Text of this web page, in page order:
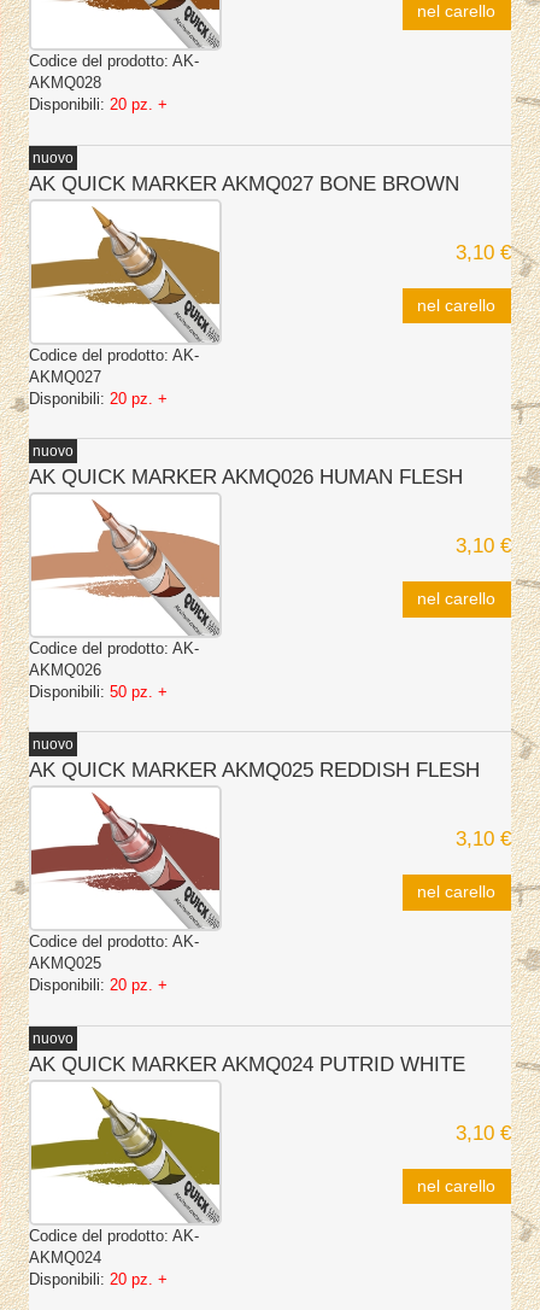
Codice del prodotto: AK-
AKMQ028
Disponibili: 20 pz. +
nel carello
AK QUICK MARKER AKMQ027 BONE BROWN
Codice del prodotto: AK-
AKMQ027
Disponibili: 20 pz. +
3,10 €
nel carello
nuovo
AK QUICK MARKER AKMQ026 HUMAN FLESH
Codice del prodotto: AK-
AKMQ026
Disponibili: 50 pz. +
3,10 €
nel carello
nuovo
AK QUICK MARKER AKMQ025 REDDISH FLESH
Codice del prodotto: AK-
AKMQ025
Disponibili: 20 pz. +
3,10 €
nel carello
nuovo
AK QUICK MARKER AKMQ024 PUTRID WHITE
Codice del prodotto: AK-
AKMQ024
Disponibili: 20 pz. +
3,10 €
nel carello
nuovo